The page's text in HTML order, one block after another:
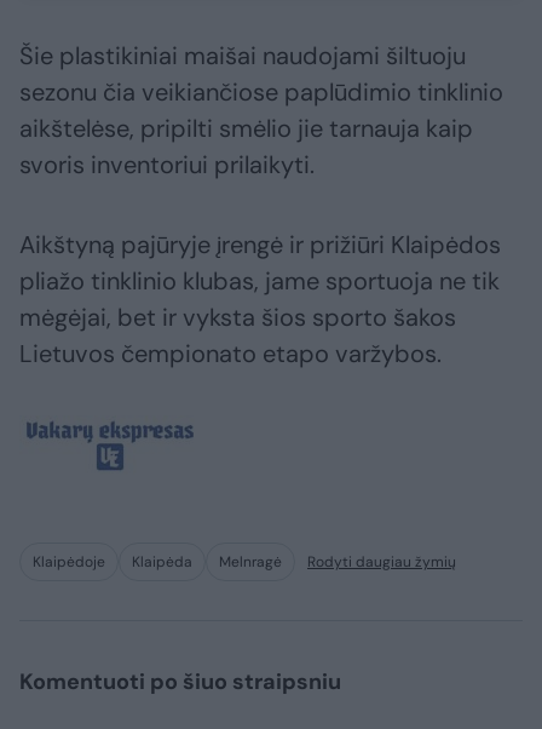
Šie plastikiniai maišai naudojami šiltuoju
sezonu čia veikiančiose paplūdimio tinklinio
aikštelėse, pripilti smėlio jie tarnauja kaip
svoris inventoriui prilaikyti.
Aikštyną pajūryje įrengė ir prižiūri Klaipėdos
pliažo tinklinio klubas, jame sportuoja ne tik
mėgėjai, bet ir vyksta šios sporto šakos
Lietuvos čempionato etapo varžybos.
Klaipėdoje Klaipėda Melnragė Rodyti daugiau žymių
Komentuoti po šiuo straipsniu